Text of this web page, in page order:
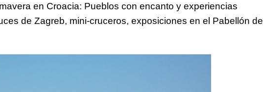
en Croacia: Pueblos con encanto y experiencias
de Zagreb, mini-cruceros, exposiciones en el Pabellón de